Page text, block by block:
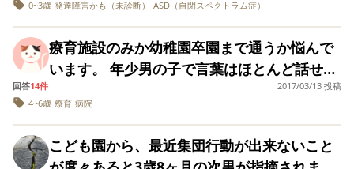
も、理解してもらえるのか、 不安がありま
す。 療育の幼稚園も考えたのですが、そこ
は、どこか他の幼稚園には必ず通っていてく
し、難しいです、、。 (小学校は引越す予定
があり、小規模の学校に行く予定です。)
くはとりあえず1年は様子を見て考えようか…
悩んでいます。 すぐに保育園に転園するの
も、息子を振り回してしまうようで申し訳な
さもあり… ただ保育園の4歳の空きがでるこ
とは、うちの地域では非常に稀なので、今回
のチャンスを逃すとこのまま就学までは幼稚
園なのかも、とも思います。。 保育園の入園
希望締め切りは7/7で、ただただ焦っているだ
歳の年長からの環境の変化は、どちらを選ん
でも本人にとっては負担があると思います
が、楽しく遊べる場所で本人が気に入った
り、先生との相性が良いと数日で慣れること
幼稚園の担任の先生からは、 今辞めるのは勿
体ないと思います。 と引き留められているの
ですが、 年長からの課題の難しさを考えると
て。ただ息子さんはやり返さなかったし、泣
かないでいましたよ」と。 息子は、叩かれて
も泣かないタイプで、口で意地悪言われる方
が弱いんです。 年少の時の行いが悪かったの
は、事実です。 ただ、悪い子って言われる
のお友達が皆思っていた時期があったなん
て。 でも息子は幼稚園大好きですし、私が過
特別支援クラスや加配制度があると聞いたこ
とが最大の理由です。 補助があれば上手く活
動できるので、少人数の方が合ってるのか
少で入園の予定となっていて 上記の公立園だ
と1年保育なので、上の子と下の子で園がバラ
バラになるのでハードになるかもしれないこ
少し不安です。 今の保育園の園長の考えは酷
いですが、保育士さん達は良い人が多く、我
が子にとっても慣れている場所なので、わざ
わざ加配やフリーのない園に変えて、ストレ
スになるような事をすべきなのかな？と考え
てしまいます。 ご意見お聞かせください🙇‍♀️
じてなく、 幼稚園からの意見だけで療育にい
かせるべきなのでしょうか。 私の知る限り、
こどもは視線が合わなかったり、 上の空のと
きなどは、興味のない話の時だけです。
せてくださいというスタンス。 その幼稚園は
カリキュラムが多めで年少から水泳やピアニ
カ、ポピー、ダンスなどが始まります。（今
は英語、体育あり）体育会系の雰囲気があ
り、運動会や生活発表会にも力を入れている
感じです。他の保護者の方に話を聞くと、療
く、一日自由に過ごせるよりある程度カリキ
ュラムがあるほうが息子には見通しがたって
よいのではないかと言われました。 加配はつ
きませんが新しい担任にも引き継いでフォロ
ーをしていくと聞きました。 子供は行事やお
す。 認知度、適応力はDQ98、言語、社会が
DQ71です。 今行っている幼稚園はスイミン
年長になり周りのお友達が一層成長し、女の
子特有のグループなど目まぐるしく変わった
りするなかでやっぱり今一人ぼっちの状態の
あまり遊ぶこともなくなり、今朝送っていく
ときも見ていたら、おはようの挨拶すらかけ
てもらえないようです。 うちの子は自分から
とが優先してしまう、と言われました。親が
す。言語はオウム返しや言葉に詰まることは
あるものの、三語文も話せてはいます。日々
の話の中で、会話を理解できていないことは
あります。 今の保育園は小規模で1クラス7ー
8名。3歳以上児になると3-5歳児合わせて20
人弱でひとクラスになります。 毎年3歳児に
0~3歳 発達障害かも（未診断） ASD（自閉スペクトラム症）
療育施設のみか幼稚園卒園まで通うか悩んで
います。 年少男の子で言葉はほとんど話せ
ず、その他もかなり遅れています。 今まで病
院の療育に2ヶ月に1度くらい通うだけでした
の療育を受けることにしました。 幼稚園で受
回答14件
2017/03/13 投稿
4~6歳 療育 病院
こども園から、最近集団行動が出来ないこと